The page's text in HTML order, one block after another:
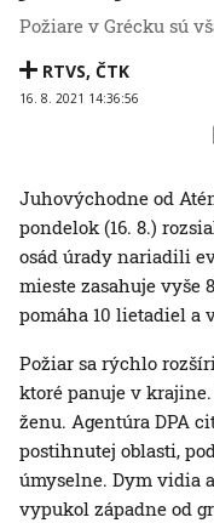
Požiare v Grécku sú
RTVS, ČTK
16. 8. 2021 14:36:56
Juhovýchodne od
pondelok (16. 8.)
osád úrady nariadili
mieste zasahuje vyše
pomáha 10 lietadiel a
Požiar sa rýchlo
ktoré panuje v
ženu. Agentúra DPA
postihnutej oblasti,
úmyselne. Dym vidia
vypukol západne od